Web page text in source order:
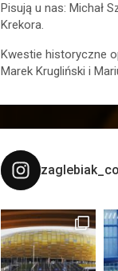
Pisują u nas: Michał
Krekora.
Kwestie historyczne
Marek Krugliński i